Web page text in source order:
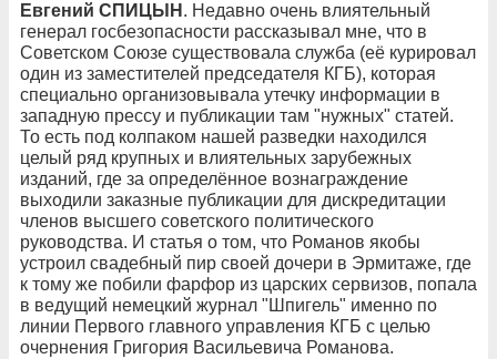
Евгений СПИЦЫН . Недавно очень влиятельный
генерал госбезопасности рассказывал мне, что в
Советском Союзе существовала служба (её курировал
один из заместителей председателя КГБ), которая
специально организовывала утечку информации в
западную прессу и публикации там "нужных" статей.
То есть под колпаком нашей разведки находился
целый ряд крупных и влиятельных зарубежных
изданий, где за определённое вознаграждение
выходили заказные публикации для дискредитации
членов высшего советского политического
руководства. И статья о том, что Романов якобы
устроил свадебный пир своей дочери в Эрмитаже, где
к тому же побили фарфор из царских сервизов, попала
в ведущий немецкий журнал "Шпигель" именно по
линии Первого главного управления КГБ с целью
очернения Григория Васильевича Романова.